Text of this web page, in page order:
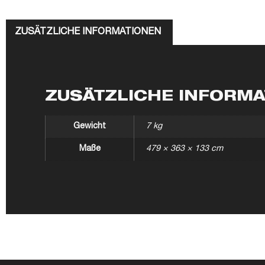
ZUSÄTZLICHE INFORMATIONEN
ZUSÄTZLICHE
Gewicht 7 kg
Maße 479 × 363 × 133 cm